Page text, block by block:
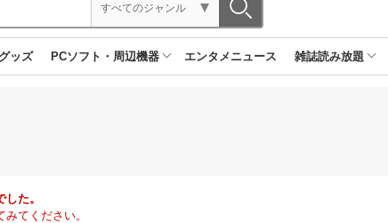
すべてのジャンル
グッズ PCソフト・周辺機器 エンタメニュース 雑誌読み放題
た。
てください。